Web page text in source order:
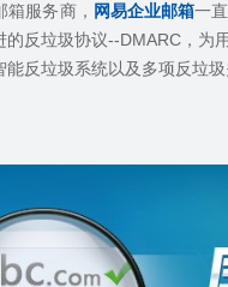
服务商， 网易企业邮箱一
的反垃圾协议--DMARC ，为
反垃圾系统以及多项反垃